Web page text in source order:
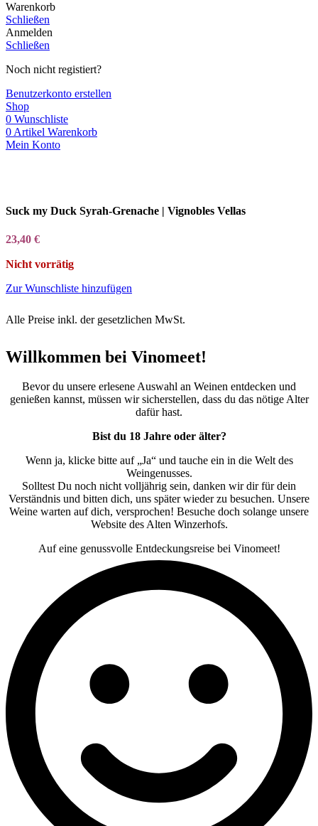
Warenkorb
Schließen
Anmelden
Schließen
Noch nicht registiert?
Benutzerkonto erstellen
Shop
0 Wunschliste
0 Artikel Warenkorb
Mein Konto
Suck my Duck Syrah-Grenache | Vignobles Vellas
23,40 €
Nicht vorrätig
Zur Wunschliste hinzufügen
Alle Preise inkl. der gesetzlichen MwSt.
Willkommen bei Vinomeet!
Bevor du unsere erlesene Auswahl an Weinen entdecken und
genießen kannst, müssen wir sicherstellen, dass du das nötige Alter
dafür hast.
Bist du 18 Jahre oder älter?
Wenn ja, klicke bitte auf „Ja“ und tauche ein in die Welt des
Weingenusses.
Solltest Du noch nicht volljährig sein, danken wir dir für dein
Verständnis und bitten dich, uns später wieder zu besuchen. Unsere
Weine warten auf dich, versprochen! Besuche doch solange unsere
Website des Alten Winzerhofs.
Auf eine genussvolle Entdeckungsreise bei Vinomeet!